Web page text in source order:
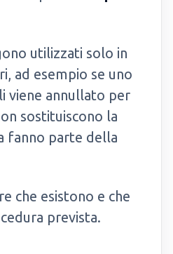
utilizzati solo in
ad esempio se uno
viene annullato per
sostituiscono la
fanno parte della
che esistono e che
prevista.